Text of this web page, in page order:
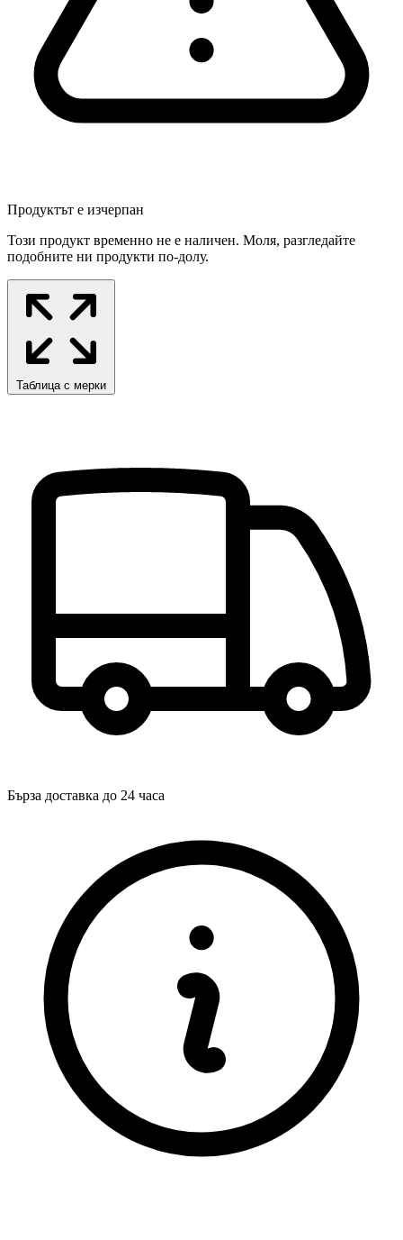
Продуктът е изчерпан
Този продукт временно не е наличен. Моля, разгледайте
подобните ни продукти по-долу.
Таблица с мерки
Бърза доставка до 24 часа